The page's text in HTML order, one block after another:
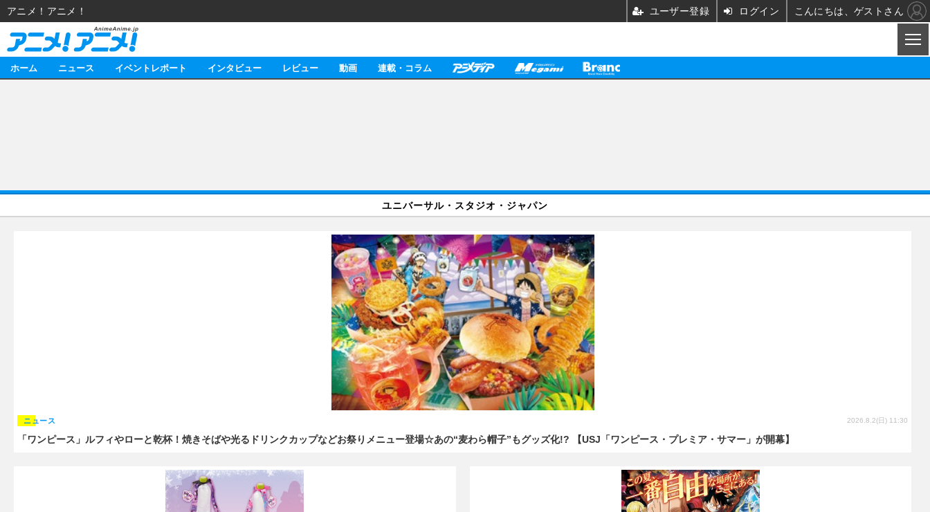
海外イベント ビジネス
俳優・タレント アーティスト
レビュー
アニメ 実写
動画
ホーム ニュース イベントレポート インタビュー レビュー 動画 連載・コラム
ユニバーサル・スタジオ・ジャパン
「ワンピース」ルフィやローと乾杯！焼きそばや光るドリンクカップなどお祭りメニュー登場☆あの“麦わら帽子”もグッズ化!? 【USJ「ワンピース・プレミア・サマー」が開幕】
ニュース 2026.8.2(日) 11:30
アニメ！アニメ！ ユーザー登録 ログイン こんにちは、ゲストさん